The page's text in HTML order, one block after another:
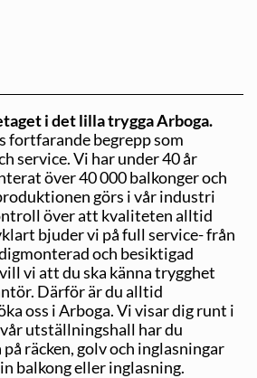
i det lilla trygga Arboga.
fortfarande begrepp som
service. Vi har under 40 år
över 40 000 balkonger och
görs i vår industri
över att kvaliteten alltid
bjuder vi på full service- från
och besiktigad
vi att du ska känna trygghet
Därför är du alltid
oss i Arboga. Vi visar dig runt i
utställningshall har du
räcken, golv och inglasningar
balkong eller inglasning.